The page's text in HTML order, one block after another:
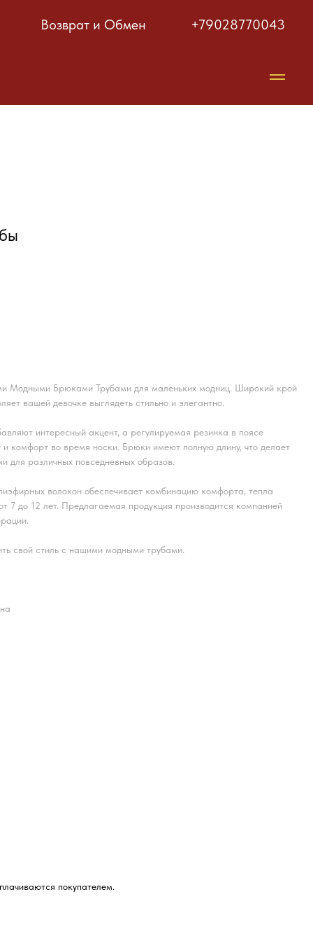
Возврат и Обмен +79028770043
Модными Брюками Трубами для маленьких модниц. Широкий крой
вашей девочке выглядеть стильно и элегантно.
интересный акцент, а регулируемая резинка в поясе
и комфорт во время носки. Брюки имеют полную длину, что делает
для различных повседневных образов.
волокон обеспечивает комбинацию комфорта, тепла
7 до 12 лет. Предлагаемая продукция производится компанией
свой стиль с нашими модными трубами.
покупателем.